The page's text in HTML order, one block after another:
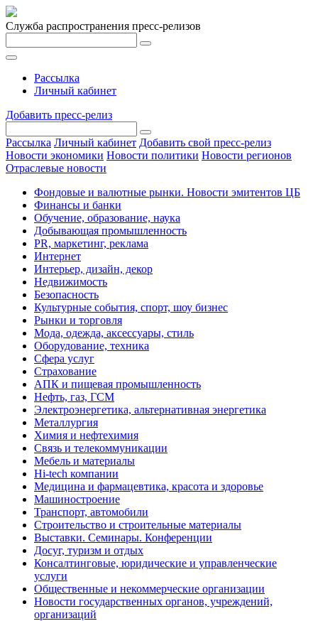
Служба распространения пресс-релизов
Рассылка
Личный кабинет
Добавить пресс-релиз
Рассылка Личный кабинет Добавить свой пресс-релиз
Новости экономики Новости политики Новости регионов
Отраслевые новости
Фондовые и валютные рынки. Новости эмитентов ЦБ
Финансы и банки
Обучение, образование, наука
Добывающая промышленность
PR, маркетинг, реклама
Интернет
Интерьер, дизайн, декор
Недвижимость
Безопасность
Культурные события, спорт, шоу бизнес
Рынки и торговля
Мода, одежда, аксессуары, стиль
Оборудование, техника
Сфера услуг
Страхование
АПК и пищевая промышленность
Нефть, газ, ГСМ
Электроэнергетика, альтернативная энергетика
Металлургия
Химия и нефтехимия
Связь и телекоммуникации
Мебель и материалы
Hi-tech компании
Медицина и фармацевтика, красота и здоровье
Машиностроение
Транспорт, автомобили
Строительство и строительные материалы
Выставки. Семинары. Конференции
Досуг, туризм и отдых
Консалтинговые, юридические и управленческие
услуги
Общественные и некоммерческие организации
Новости государственных органов, учреждений,
организаций